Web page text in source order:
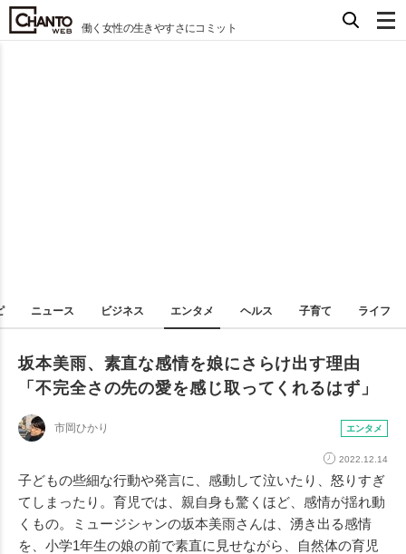
働く女性の生きやすさにコミット
ニュース ビジネス エンタメ ヘルス 子育て ライフ
坂本美雨、素直な感情を娘にさらけ出す理由
「不完全さの先の愛を感じ取ってくれるはず」
市岡ひかり エンタメ
2022.12.14
子どもの些細な行動や発言に、感動して泣いたり、怒りすぎ
てしまったり。育児では、親自身も驚くほど、感情が揺れ動
くもの。ミュージシャンの坂本美雨さんは、湧き出る感情
を、小学1年生の娘の前で素直に見せながら、自然体の育児